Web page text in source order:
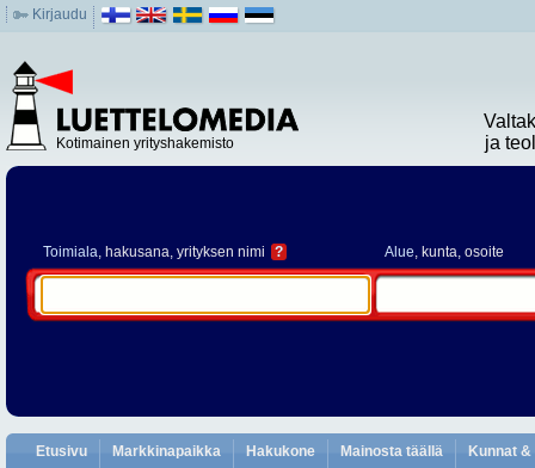
Kirjaudu
Kotimainen yrityshakemisto
ja
Toimiala, hakusana, yrityksen nimi ? Alue, kunta, osoite
Etusivu Markkinapaikka Hakukone Mainosta täällä Kunnat